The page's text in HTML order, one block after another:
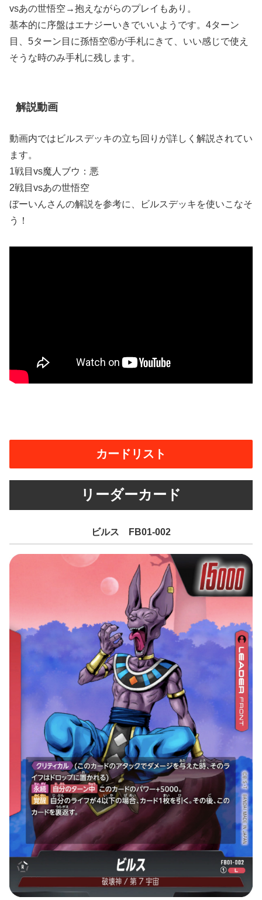
vsあの世悟空→抱えながらのプレイもあり。
基本的に序盤はエナジーいきでいいようです。4ターン
目、5ターン目に孫悟空⑥が手札にきて、いい感じで使え
そうな時のみ手札に残します。
解説動画
動画内ではビルスデッキの立ち回りが詳しく解説されてい
ます。
1戦目vs魔人ブウ：悪
2戦目vsあの世悟空
ぼーいんさんの解説を参考に、ビルスデッキを使いこなそ
う！
カードリスト
リーダーカード
ビルス FB01-002